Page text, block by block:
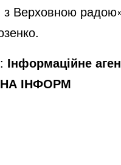
з Верховною
Інформаційне
ІНФОРМ